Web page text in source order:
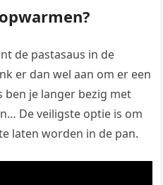
de pastasaus in de
er dan wel aan om er een
ben je langer bezig met
De veiligste optie is om
laten worden in de pan.